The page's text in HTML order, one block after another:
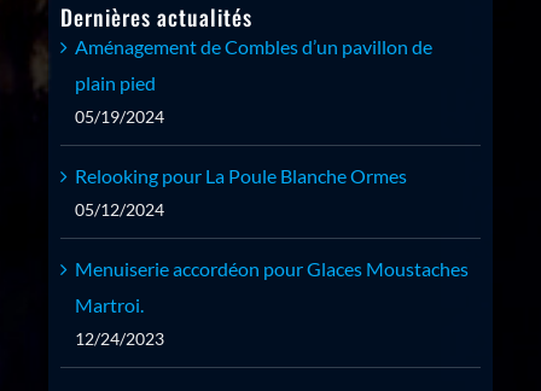
Dernières actualités
Aménagement de Combles d’un pavillon de
plain pied
05/19/2024
Relooking pour La Poule Blanche Ormes
05/12/2024
Menuiserie accordéon pour Glaces Moustaches
Martroi.
12/24/2023